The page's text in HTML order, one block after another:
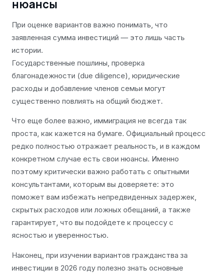
нюансы
При оценке вариантов важно понимать, что
заявленная сумма инвестиций — это лишь часть
истории.
Государственные пошлины, проверка
благонадежности (due diligence), юридические
расходы и добавление членов семьи могут
существенно повлиять на общий бюджет.
Что еще более важно, иммиграция не всегда так
проста, как кажется на бумаге. Официальный процесс
редко полностью отражает реальность, и в каждом
конкретном случае есть свои нюансы. Именно
поэтому критически важно работать с опытными
консультантами, которым вы доверяете: это
поможет вам избежать непредвиденных задержек,
скрытых расходов или ложных обещаний, а также
гарантирует, что вы подойдете к процессу с
ясностью и уверенностью.
Наконец, при изучении вариантов гражданства за
инвестиции в 2026 году полезно знать основные